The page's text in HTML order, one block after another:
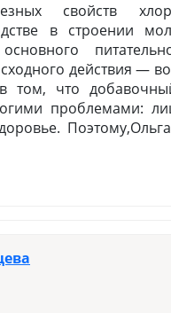
свойств
в строении
действия —
том, что
проблемами: